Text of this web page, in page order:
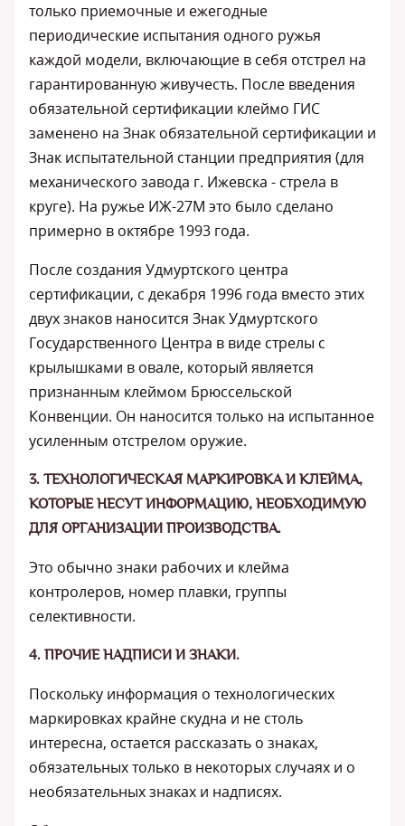
только приемочные и ежегодные
периодические испытания одного ружья
каждой модели, включающие в себя отстрел на
гарантированную живучесть. После введения
обязательной сертификации клеймо ГИС
заменено на Знак обязательной сертификации и
Знак испытательной станции предприятия (для
механического завода г. Ижевска - стрела в
круге). На ружье ИЖ-27М это было сделано
примерно в октябре 1993 года.
После создания Удмуртского центра
сертификации, с декабря 1996 года вместо этих
двух знаков наносится Знак Удмуртского
Государственного Центра в виде стрелы с
крылышками в овале, который является
признанным клеймом Брюссельской
Конвенции. Он наносится только на испытанное
усиленным отстрелом оружие.
3. ТЕХНОЛОГИЧЕСКАЯ МАРКИРОВКА И КЛЕЙМА,
КОТОРЫЕ НЕСУТ ИНФОРМАЦИЮ, НЕОБХОДИМУЮ
ДЛЯ ОРГАНИЗАЦИИ ПРОИЗВОДСТВА.
Это обычно знаки рабочих и клейма
контролеров, номер плавки, группы
селективности.
4. ПРОЧИЕ НАДПИСИ И ЗНАКИ.
Поскольку информация о технологических
маркировках крайне скудна и не столь
интересна, остается рассказать о знаках,
обязательных только в некоторых случаях и о
необязательных знаках и надписях.